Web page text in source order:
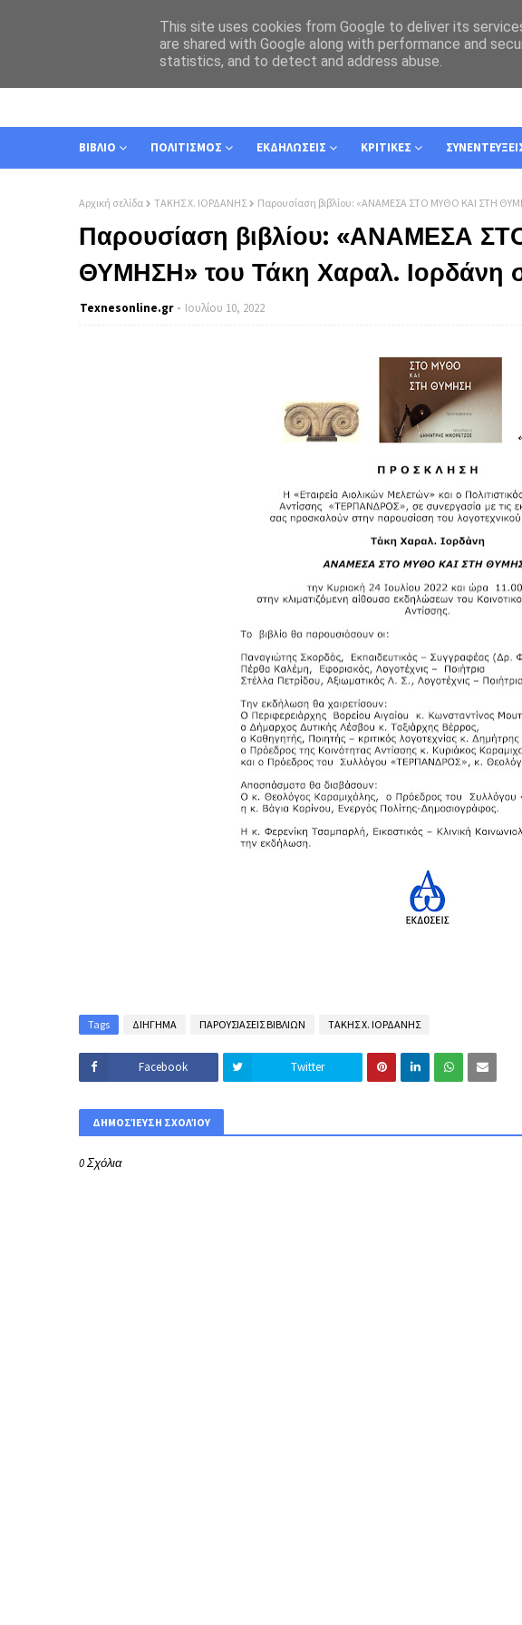
ΣΧΕΤΙΚΑ ΕΠΙΚΟΙΝΩΝΙΑ
ΒΙΒΛΙΟ ΠΟΛΙΤΙΣΜΟΣ ΕΚΔΗΛΩΣΕΙΣ ΚΡΙΤΙΚΕΣ
Αρχική σελίδα ΤΑΚΗΣ Χ. ΙΟΡΔΑΝΗΣ Παρουσίαση βιβλίου: «ΑΝΑΜΕΣΑ ΣΤΟ ΜΥΘΟ ΚΑΙ ΣΤΗ
Παρουσίαση βιβλίου: «ΑΝΑΜΕΣΑ
ΘΥΜΗΣΗ» του Τάκη Χαραλ. Ιορδάνη
Texnesοnline.gr Ιουλίου 10, 2022
Tags ΔΙΗΓΗΜΑ ΠΑΡΟΥΣΙΑΣΕΙΣ ΒΙΒΛΙΩΝ ΤΑΚΗΣ Χ. ΙΟΡΔΑΝΗΣ
Facebook Twitter
ΔΗΜΟΣΊΕΥΣΗ ΣΧΟΛΊΟΥ
0 Σχόλια
This site uses cookies from Google to deliver its
are shared with Google along with performance and
statistics, and to detect and address abuse.